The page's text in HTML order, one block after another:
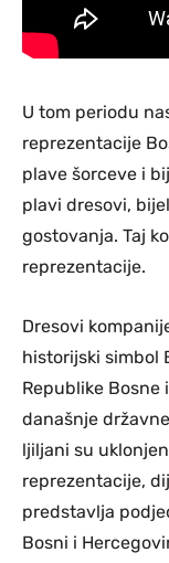
U tom periodu
reprezentacije
plave šorceve i
plavi dresovi,
gostovanja. Taj
reprezentacije.
Dresovi
historijski simbol
Republike Bosne
današnje
ljiljani su
reprezentacije,
predstavlja
Bosni i